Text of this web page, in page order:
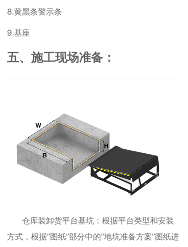
8.黄黑条警示条
9.基座
五、施工现场准备：
仓库装卸货平台基坑：根据平台类型和安装
方式，根据“图纸”部分中的“地坑准备方案”图纸进